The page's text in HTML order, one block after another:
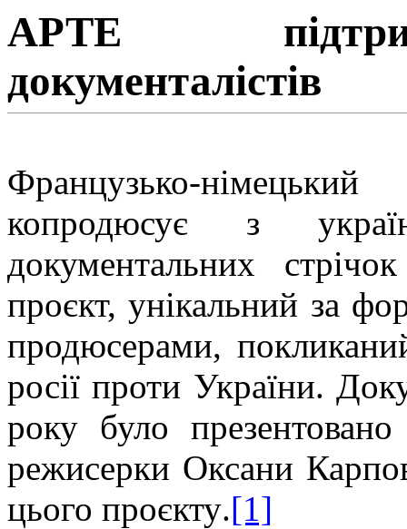
АРТЕ
документалістів
Французько-
копродюсує з
документальних
проєкт, унікальний за
продюсерами,
росії проти України.
року було
режисерки Оксани
цього проєкту.[1]